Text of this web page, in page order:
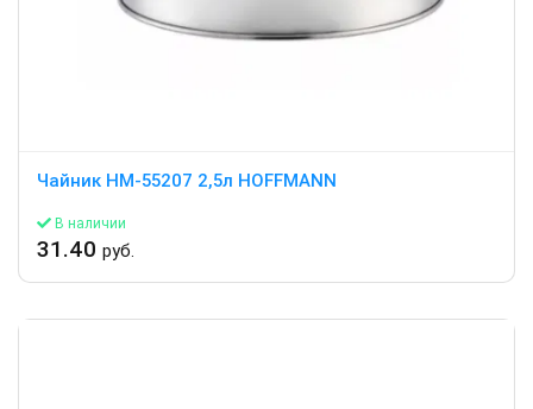
Чайник HM-55207 2,5л HOFFMANN
В наличии
31.40 руб.